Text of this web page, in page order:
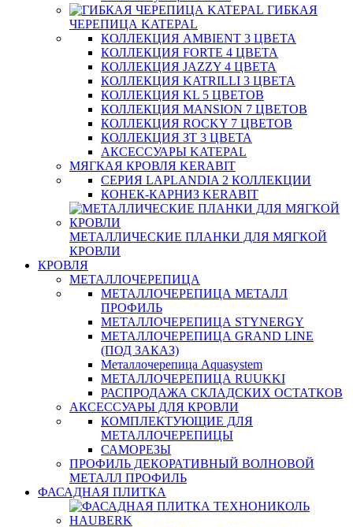
ГИБКАЯ
ЧЕРЕПИЦА KATEPAL
КОЛЛЕКЦИЯ AMBIENT 3 ЦВЕТА
КОЛЛЕКЦИЯ FORTE 4 ЦВЕТА
КОЛЛЕКЦИЯ JAZZY 4 ЦВЕТА
КОЛЛЕКЦИЯ KATRILLI 3 ЦВЕТА
КОЛЛЕКЦИЯ KL 5 ЦВЕТОВ
КОЛЛЕКЦИЯ MANSION 7 ЦВЕТОВ
КОЛЛЕКЦИЯ ROCKY 7 ЦВЕТОВ
КОЛЛЕКЦИЯ ЗТ 3 ЦВЕТА
АКСЕССУАРЫ KATEPAL
МЯГКАЯ КРОВЛЯ KERABIT
СЕРИЯ LAPLANDIA 2 КОЛЛЕКЦИИ
КОНЕК-КАРНИЗ KERABIT
МЕТАЛЛИЧЕСКИЕ ПЛАНКИ ДЛЯ МЯГКОЙ
КРОВЛИ
КРОВЛЯ
МЕТАЛЛОЧЕРЕПИЦА
МЕТАЛЛОЧЕРЕПИЦА МЕТАЛЛ
ПРОФИЛЬ
МЕТАЛЛОЧЕРЕПИЦА STYNERGY
МЕТАЛЛОЧЕРЕПИЦА GRAND LINE
(ПОД ЗАКАЗ)
Металлочерепица Aquasystem
МЕТАЛЛОЧЕРЕПИЦА RUUKKI
РАСПРОДАЖА СКЛАДСКИХ ОСТАТКОВ
АКСЕССУАРЫ ДЛЯ КРОВЛИ
КОМПЛЕКТУЮЩИЕ ДЛЯ
МЕТАЛЛОЧЕРЕПИЦЫ
САМОРЕЗЫ
ПРОФИЛЬ ДЕКОРАТИВНЫЙ ВОЛНОВОЙ
МЕТАЛЛ ПРОФИЛЬ
ФАСАДНАЯ ПЛИТКА